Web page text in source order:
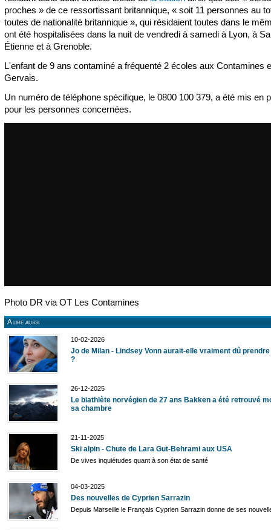
proches » de ce ressortissant britannique, « soit 11 personnes au
toutes de nationalité britannique », qui résidaient toutes dans le
ont été hospitalisées dans la nuit de vendredi à samedi à Lyon, à
Étienne et à Grenoble.
L'enfant de 9 ans contaminé a fréquenté 2 écoles aux Contamines
Gervais.
Un numéro de téléphone spécifique, le 0800 100 379, a été mis en
pour les personnes concernées.
Photo DR via OT Les Contamines
A lire aussi
10-02-2026
Jo de Milan - Lindsey Vonn aurait-elle vraiment dû
?
26-12-2025
Le biathlète norvégien de 27 ans Bakken a été retrouvé
sa chambre
21-11-2025
Ski alpin - Chute de Lara Gut-Behrami aux USA
De vives inquiétudes quant à son état de santé
04-03-2025
Des nouvelles de Cyprien Sarrazin
Depuis Marseille le Français Cyprien Sarrazin donne de ses